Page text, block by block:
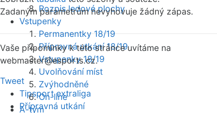
Rozpis ledové plochy
Vstupenky
Permanentky 18/19
Přípravná utkání 18/19
Vstupenky 18/19
Uvolňování míst
Zvýhodněné
On-line
A-tým
Zadaným parametrům nevyhovuje žádný zápas.
Vaše připomínky k této stránce uvítáme na
webmaster@esports.cz.
Tweet
Tipsport extraliga
Přípravná utkání